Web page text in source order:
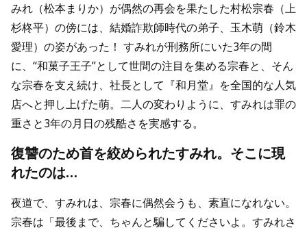
みれ（松本まりか）が偶然の再会を果たした村松宗春（上
杉柊平）の傍には、結婚詐欺師時代の弟子、玉木萌（鈴木
愛理）の姿があった！ すみれが刑務所にいた3年の間
に、“和菓子王子”として世間の注目を集める宗春と、そん
な宗春を支え続け、社長として『和月堂』を全国的な人気
店へと押し上げた萌。二人の変わりように、すみれは罪の
重さと3年の月日の残酷さを実感する。
復讐のため首を絞められたすみれ。そこに現
れたのは…
夜道で、すみれは、宗春に偶然会うも、素直になれない。
宗春は「最後まで、ちゃんと騙してくださいよ。すみれさ